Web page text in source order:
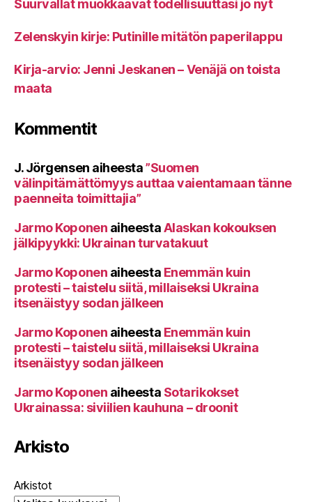
Suurvallat muokkaavat todellisuuttasi jo nyt
Zelenskyin kirje: Putinille mitätön paperilappu
Kirja-arvio: Jenni Jeskanen – Venäjä on toista
maata
Kommentit
J. Jörgensen aiheesta”Suomen
välinpitämättömyys auttaa vaientamaan tänne
paenneita toimittajia”
Jarmo Koponen aiheestaAlaskan kokouksen
jälkipyykki: Ukrainan turvatakuut
Jarmo Koponen aiheesta Enemmän kuin
protesti – taistelu siitä, millaiseksi Ukraina
itsenäistyy sodan jälkeen
Jarmo Koponen aiheesta Enemmän kuin
protesti – taistelu siitä, millaiseksi Ukraina
itsenäistyy sodan jälkeen
Jarmo Koponen aiheesta Sotarikokset
Ukrainassa: siviilien kauhuna – droonit
Arkisto
Arkistot